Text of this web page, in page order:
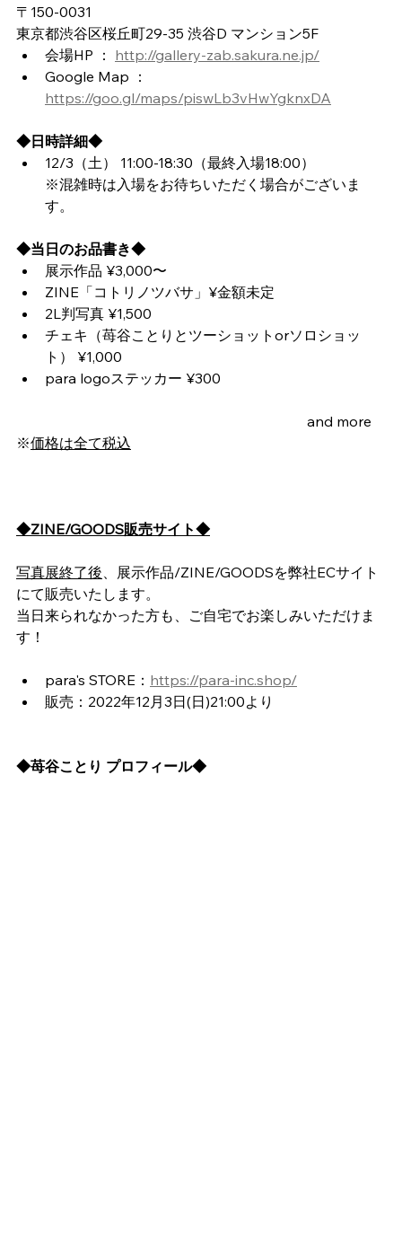
〒150-0031
東京都渋谷区桜丘町29-35 渋谷D マンション5F
会場HP ： http://gallery-zab.sakura.ne.jp/
Google Map ：
https://goo.gl/maps/piswLb3vHwYgknxDA
◆日時詳細◆
12/3（土） 11:00-18:30（最終入場18:00）
※混雑時は入場をお待ちいただく場合がございま
す。
◆当日のお品書き◆
展示作品 ¥3,000〜
ZINE「コトリノツバサ」¥金額未定
2L判写真 ¥1,500
チェキ（苺谷ことりとツーショットorソロショッ
ト） ¥1,000
para logoステッカー ¥300
and more
※価格は全て税込
◆ZINE/GOODS販売サイト◆
写真展終了後 、展示作品/ZINE/GOODSを弊社ECサイト
にて販売いたします。
当日来られなかった方も、ご自宅でお楽しみいただけま
す！
para's STORE： https://para-inc.shop/
販売：2022年12月3日(日)21:00より
◆苺谷ことり プロフィール◆